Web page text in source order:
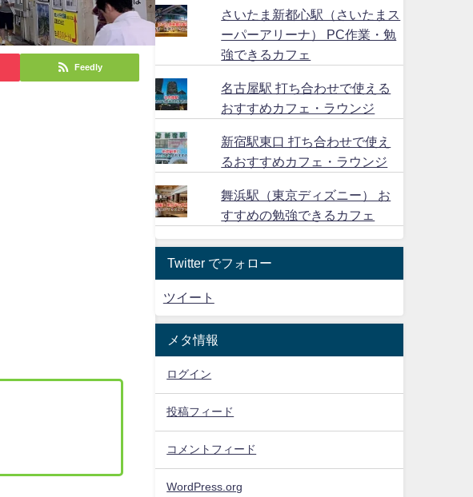
Feedly
さいたま新都心駅（さいたまス
ーパーアリーナ） PC作業・勉
強できるカフェ
名古屋駅 打ち合わせで使える
おすすめカフェ・ラウンジ
新宿駅東口 打ち合わせで使え
るおすすめカフェ・ラウンジ
舞浜駅（東京ディズニー） お
すすめの勉強できるカフェ
Twitter でフォロー
ツイート
メタ情報
ログイン
投稿フィード
コメントフィード
WordPress.org